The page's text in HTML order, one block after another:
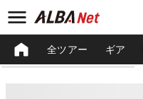
全ツアー ギア